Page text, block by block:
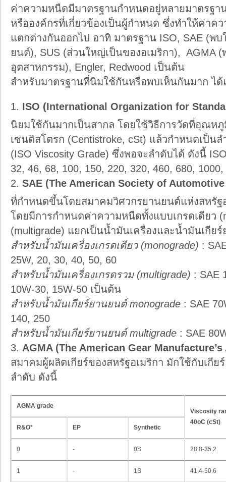
ค่าความหนืดมีมาตรฐานกำหนดอยู่หลายมาตรฐ
หรือองค์กรที่เกี่ยวข้องเป็นผู้กำหนด ซึ่งทำให้ค่าค
แตกต่างกันออกไป อาทิ มาตรฐาน ISO, SAE (พ
ยนต์), SUS (ส่วนใหญ่เป็นของอเมริกา), AGMA
อุตสาหกรรม), Engler, Redwood เป็นต้น
สำหรับมาตรฐานที่นิมใช้กันหรือพบเห็นกันมาก ได้
ISO (International Organization for
นิยมใช้กันมากเป็นสากล โดยใช้วิธีการวัดที่อุณห
เซนติสโตรก (Centistroke, cSt) แล้วกำหนดเป็นล
(ISO Viscosity Grade) ซึ่งพอจะลำดับได้ ดังนี้
32, 46, 68, 100, 150, 220, 320, 460, 680, 1000,
SAE (The American Society of
ที่กำหนดขึ้นโดยสมาคมวิศวกรยานยนต์แห่งสหรั
โดยมีการกำหนดค่าความหนืดทั้งแบบเกรดเดียว
(multigrade) แยกเป็นน้ำมันเครื่องและน้ำมันเกีย
สำหรับน้ำมันเครื่องเกรดเดียว (monograde) :
25W, 20, 30, 40, 50, 60
สำหรับน้ำมันเครื่องเกรดรวม (multigrade) : SAE
10W-30, 15W-50 เป็นต้น
สำหรับน้ำมันเกียร์ยานยนต์ monograde : SAE
140, 250
สำหรับน้ำมันเกียร์ยานยนต์ multigrade : SAE
AGMA (The American Gear
สมาคมผู้ผลิตเกียร์ของสหรัฐอเมริกา มักใช้กับเกี
ลำดับ ดังนี้
AGMA grade
Viscosity
40oC (cSt)
R&O* EP Synthetic
0 - 0S 28.8-35.2
1 - 1S 41.4-50.6